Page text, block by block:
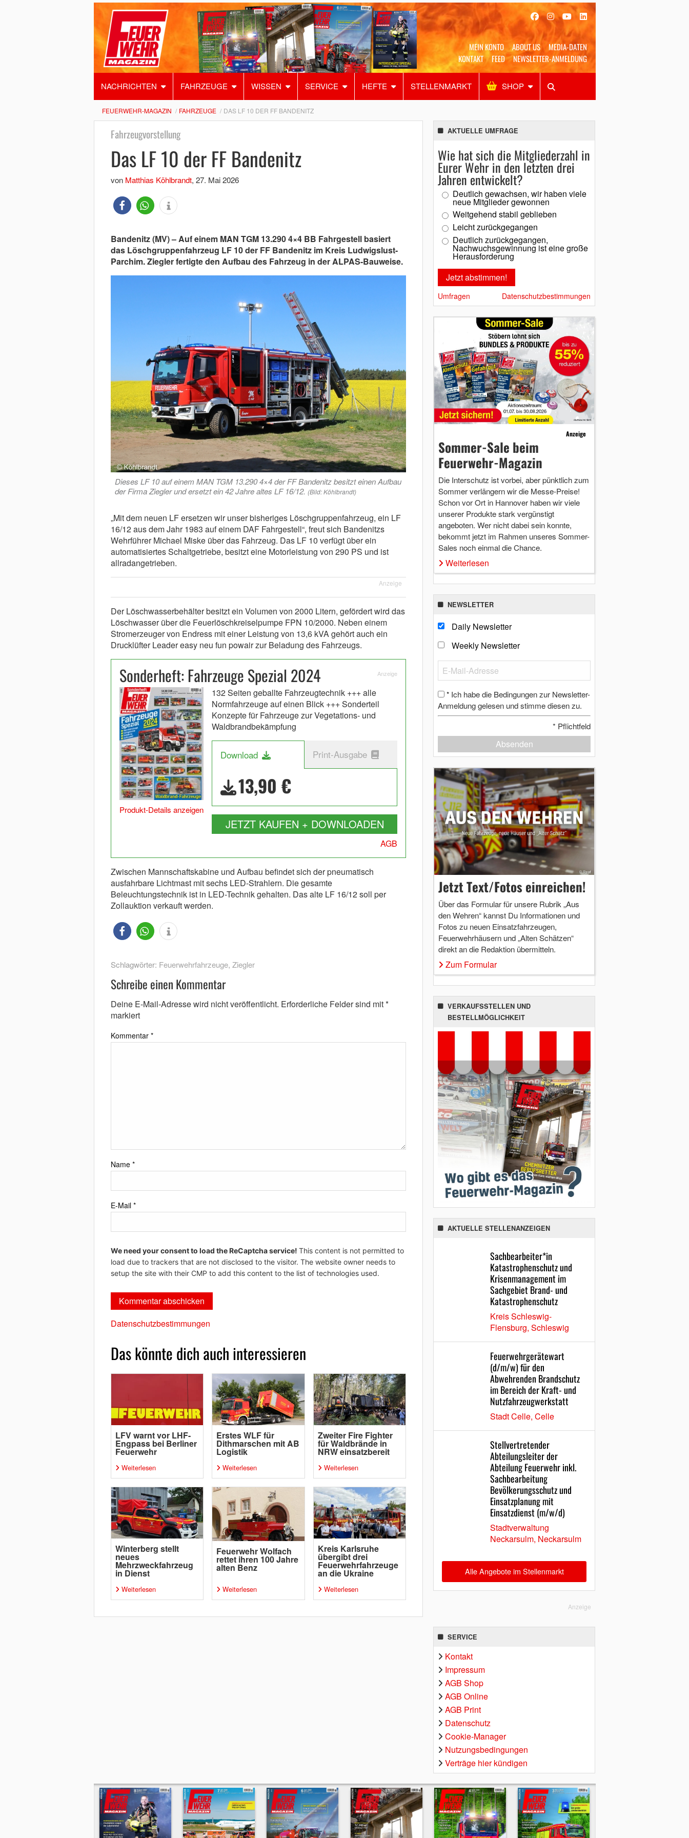
MEIN KONTO ABOUT US
MEDIA-DATEN
KONTAKT
FEED NEWSLETTER-ANMELDUNG
NACHRICHTEN FAHRZEUGE WISSEN SERVICE HEFTE STELLENMARKT SHOP
Alles Shop SUCHEN
FEUERWEHR-MAGAZIN FAHRZEUGE DAS LF 10 DER FF BANDENITZ
Fahrzeugvorstellung
Das LF 10 der FF Bandenitz
von Matthias Köhlbrandt, 27. Mai 2026
Bandenitz (MV) – Auf einem MAN TGM 13.290 4×4 BB Fahrgestell basiert
das Löschgruppenfahrzeug LF 10 der FF Bandenitz im Kreis Ludwigslust-
Parchim. Ziegler fertigte den Aufbau des Fahrzeug in der ALPAS-Bauweise.
Dieses LF 10 auf einem MAN TGM 13.290 4×4 der FF Bandenitz besitzt einen Aufbau
der Firma Ziegler und ersetzt ein 42 Jahre altes LF 16/12. (Bild: Köhlbrandt)
„Mit dem neuen LF ersetzen wir unser bisheriges Löschgruppenfahrzeug, ein LF
16/12 aus dem Jahr 1983 auf einem DAF Fahrgestell“, freut sich Bandenitzs
Wehrführer Michael Miske über das Fahrzeug. Das LF 10 verfügt über ein
automatisiertes Schaltgetriebe, besitzt eine Motorleistung von 290 PS und ist
allradangetrieben.
Anzeige
Der Löschwasserbehälter besitzt ein Volumen von 2000 Litern, gefördert wird das
Löschwasser über die Feuerlöschkreiselpumpe FPN 10/2000. Neben einem
Stromerzeuger von Endress mit einer Leistung von 13,6 kVA gehört auch ein
Drucklüfter Leader easy neu fun powair zur Beladung des Fahrzeugs.
Sonderheft: Fahrzeuge Spezial 2024 Anzeige
Produkt-Details anzeigen
132 Seiten geballte Fahrzeugtechnik +++ alle
Normfahrzeuge auf einen Blick +++ Sonderteil
Konzepte für Fahrzeuge zur Vegetations- und
Waldbrandbekämpfung
Download Print-Ausgabe
13,90 €
JETZT KAUFEN + DOWNLOADEN
AGB
Zwischen Mannschaftskabine und Aufbau befindet sich der pneumatisch
ausfahrbare Lichtmast mit sechs LED-Strahlern. Die gesamte
Beleuchtungstechnik ist in LED-Technik gehalten. Das alte LF 16/12 soll per
Zollauktion verkauft werden.
Schlagwörter: Feuerwehrfahrzeuge, Ziegler
Schreibe einen Kommentar
Deine E-Mail-Adresse wird nicht veröffentlicht. Erforderliche Felder sind mit*
markiert
Kommentar *
Name *
E-Mail *
We need your consent to load the ReCaptcha service! This content is not permitted to
load due to trackers that are not disclosed to the visitor. The website owner needs to
setup the site with their CMP to add this content to the list of technologies used.
Datenschutzbestimmungen
Das könnte dich auch interessieren
LFV warnt vor LHF-
Engpass bei Berliner
Feuerwehr
Weiterlesen
Erstes WLF für
Dithmarschen mit AB
Logistik
Weiterlesen
Zweiter Fire Fighter
für Waldbrände in
NRW einsatzbereit
Weiterlesen
Winterberg stellt
neues
Mehrzweckfahrzeug
in Dienst
Weiterlesen
Feuerwehr Wolfach
rettet ihren 100 Jahre
alten Benz
Weiterlesen
Kreis Karlsruhe
übergibt drei
Feuerwehrfahrzeuge
an die Ukraine
Weiterlesen
AKTUELLE UMFRAGE
Wie hat sich die Mitgliederzahl in
Eurer Wehr in den letzten drei
Jahren entwickelt?
Deutlich gewachsen, wir haben viele
neue Mitglieder gewonnen
Weitgehend stabil geblieben
Leicht zurückgegangen
Deutlich zurückgegangen,
Nachwuchsgewinnung ist eine große
Herausforderung
Umfragen Datenschutzbestimmungen
Anzeige
Sommer-Sale beim
Feuerwehr-Magazin
Die Interschutz ist vorbei, aber pünktlich zum
Sommer verlängern wir die Messe-Preise!
Schon vor Ort in Hannover haben wir viele
unserer Produkte stark vergünstigt
angeboten. Wer nicht dabei sein konnte,
bekommt jetzt im Rahmen unseres Sommer-
Sales noch einmal die Chance.
Weiterlesen
NEWSLETTER
Daily Newsletter
Weekly Newsletter
* Ich habe die Bedingungen zur Newsletter-
Anmeldung gelesen und stimme diesen zu.
* Pflichtfeld
Absenden
Jetzt Text/Fotos einreichen!
Über das Formular für unsere Rubrik „Aus
den Wehren“ kannst Du Informationen und
Fotos zu neuen Einsatzfahrzeugen,
Feuerwehrhäusern und „Alten Schätzen“
direkt an die Redaktion übermitteln.
Zum Formular
VERKAUFSSTELLEN UND
BESTELLMÖGLICHKEIT
AKTUELLE STELLENANZEIGEN
Sachbearbeiter*in
Katastrophenschutz und
Krisenmanagement im
Sachgebiet Brand- und
Katastrophenschutz
Kreis Schleswig-
Flensburg, Schleswig
Feuerwehrgerätewart
(d/m/w) für den
Abwehrenden Brandschutz
im Bereich der Kraft- und
Nutzfahrzeugwerkstatt
Stadt Celle, Celle
Stellvertretender
Abteilungsleiter der
Abteilung Feuerwehr inkl.
Sachbearbeitung
Bevölkerungsschutz und
Einsatzplanung mit
Einsatzdienst (m/w/d)
Stadtverwaltung
Neckarsulm, Neckarsulm
Alle Angebote im Stellenmarkt
Anzeige
SERVICE
Kontakt
Impressum
AGB Shop
AGB Online
AGB Print
Datenschutz
Cookie-Manager
Nutzungsbedingungen
Verträge hier kündigen